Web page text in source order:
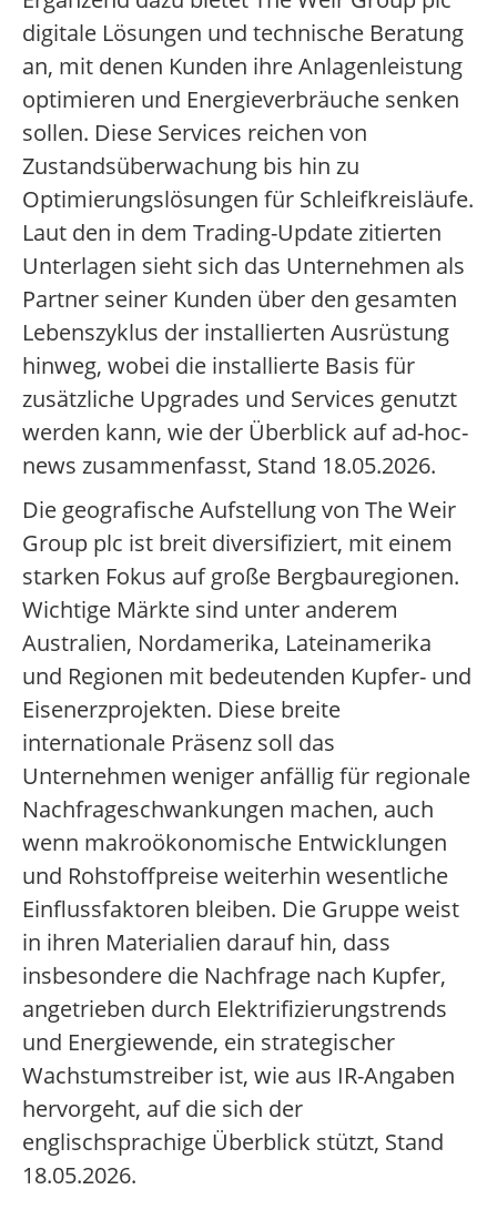
digitale Lösungen und technische Beratung
an, mit denen Kunden ihre Anlagenleistung
optimieren und Energieverbräuche senken
sollen. Diese Services reichen von
Zustandsüberwachung bis hin zu
Optimierungslösungen für Schleifkreisläufe.
Laut den in dem Trading-Update zitierten
Unterlagen sieht sich das Unternehmen als
Partner seiner Kunden über den gesamten
Lebenszyklus der installierten Ausrüstung
hinweg, wobei die installierte Basis für
zusätzliche Upgrades und Services genutzt
werden kann, wie der Überblick auf ad-hoc-
news zusammenfasst, Stand 18.05.2026.
Die geografische Aufstellung von The Weir
Group plc ist breit diversifiziert, mit einem
starken Fokus auf große Bergbauregionen.
Wichtige Märkte sind unter anderem
Australien, Nordamerika, Lateinamerika
und Regionen mit bedeutenden Kupfer- und
Eisenerzprojekten. Diese breite
internationale Präsenz soll das
Unternehmen weniger anfällig für regionale
Nachfrageschwankungen machen, auch
wenn makroökonomische Entwicklungen
und Rohstoffpreise weiterhin wesentliche
Einflussfaktoren bleiben. Die Gruppe weist
in ihren Materialien darauf hin, dass
insbesondere die Nachfrage nach Kupfer,
angetrieben durch Elektrifizierungstrends
und Energiewende, ein strategischer
Wachstumstreiber ist, wie aus IR-Angaben
hervorgeht, auf die sich der
englischsprachige Überblick stützt, Stand
18.05.2026.